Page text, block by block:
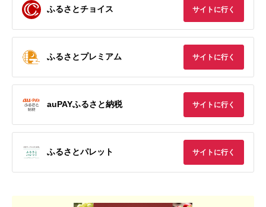
ふるさとチョイス サイトに行く
ふるさとプレミアム サイトに行く
auPAYふるさと納税 サイトに行く
ふるさとパレット サイトに行く